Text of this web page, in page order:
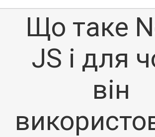
Що таке
JS і для
він